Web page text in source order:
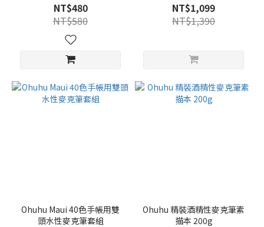
NT$480
NT$580
NT$1,099
NT$1,390
Ohuhu Maui 40色手帳用雙
頭水性麥克筆套組
Ohuhu 精裝酒精性麥克筆素
描本 200g